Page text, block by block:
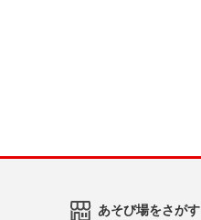
あそび場をさがす